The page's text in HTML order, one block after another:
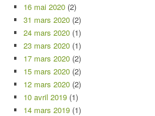
16 mai 2020 (2)
31 mars 2020 (2)
24 mars 2020 (1)
23 mars 2020 (1)
17 mars 2020 (2)
15 mars 2020 (2)
12 mars 2020 (2)
10 avril 2019 (1)
14 mars 2019 (1)